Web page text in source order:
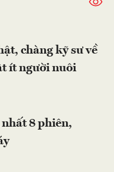
chàng kỹ sư về
ít người nuôi
8 phiên,